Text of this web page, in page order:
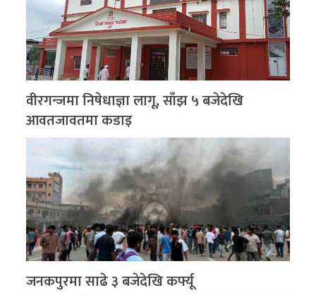
वीरगन्जमा निषेधाज्ञा लागू, साँझ ५ बजेदेखि
आवतजावतमा कडाइ
जनकपुरमा साढे ३ बजेदेखि कर्फ्यू